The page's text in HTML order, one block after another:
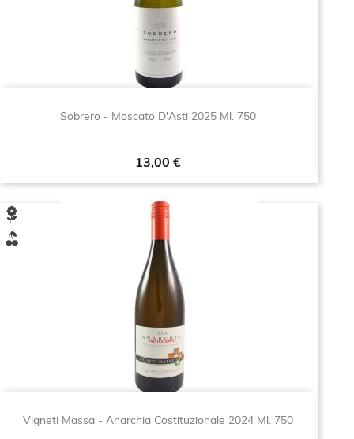
Sobrero - Moscato D'Asti 2025 Ml. 750
Prezzo
13,00 €
Vigneti Massa - Anarchia Costituzionale 2024 Ml. 750